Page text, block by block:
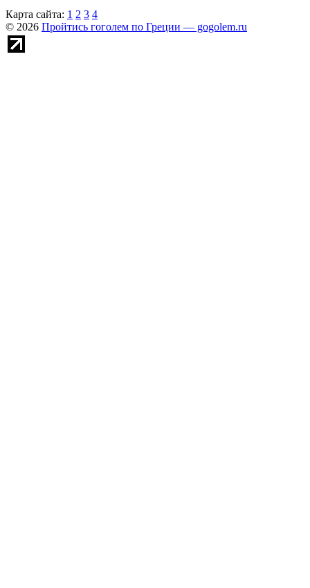
Карта сайта: 1 2 3 4
© 2026 Пройтись гоголем по Греции — gogolem.ru